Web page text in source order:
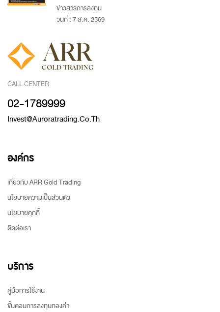
ข่าวสารการลงทุน
วันที่ : 7 ส.ค. 2569
CALL CENTER
02-1789999
Invest@auroratrading.co.th
องค์กร
เกี่ยวกับ ARR Gold Trading
นโยบายความเป็นส่วนตัว
นโยบายคุกกี้
ติดต่อเรา
บริการ
คู่มือการใช้งาน
ขั้นตอนการลงทุนทองคำ